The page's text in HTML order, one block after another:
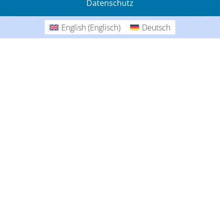
Deutsch
Datenschutz
English (Englisch) Deutsch